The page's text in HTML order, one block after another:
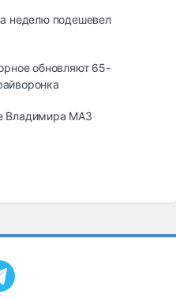
неделю подешевел
обновляют 65-
Владимира МАЗ